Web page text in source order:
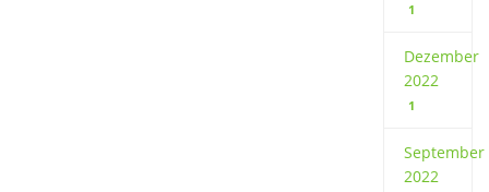
1
Dezember
2022
1
September
2022